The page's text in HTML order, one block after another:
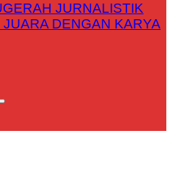
JURNALISTIK
JUARA DENGAN KARYA